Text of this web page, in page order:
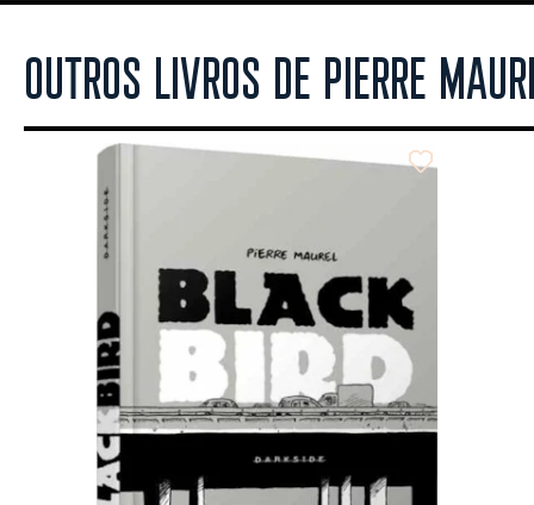
OUTROS LIVROS DE PIERRE